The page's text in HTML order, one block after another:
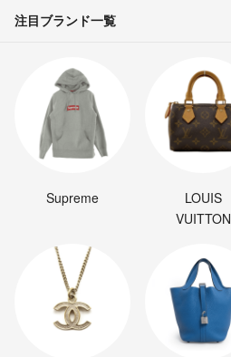
注目ブランド一覧
Supreme
LOUIS
VUITTON